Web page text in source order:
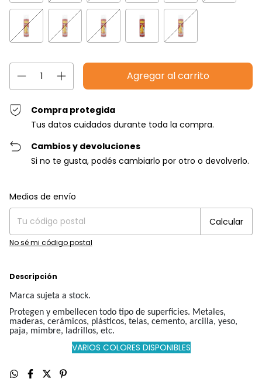
Compra protegida
Tus datos cuidados durante toda la compra.
Cambios y devoluciones
Si no te gusta, podés cambiarlo por otro o devolverlo.
Entregas para el CP:
Medios de envío
Calcular
No sé mi código postal
Descripción
Marca sujeta a stock.
Protegen y embellecen todo tipo de superficies. Metales,
maderas, cerámicos, plásticos, telas, cemento, arcilla, yeso,
paja, mimbre, ladrillos, etc.
VARIOS COLORES DISPONIBLES